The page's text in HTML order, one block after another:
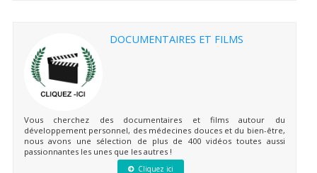
DOCUMENTAIRES ET FILMS
Vous cherchez des documentaires et films autour du
développement personnel, des médecines douces et du bien-être,
nous avons une sélection de plus de 400 vidéos toutes aussi
passionnantes les unes que les autres !
Cliquez ici